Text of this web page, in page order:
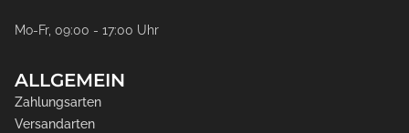
Mo-Fr, 09:00 - 17:00 Uhr
ALLGEMEIN
Zahlungsarten
Versandarten